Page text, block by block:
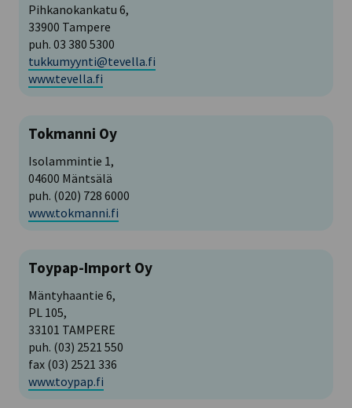
Pihkanokankatu 6,
33900 Tampere
puh. 03 380 5300
tukkumyynti@tevella.fi
www.tevella.fi
Tokmanni Oy
Isolammintie 1,
04600 Mäntsälä
puh. (020) 728 6000
www.tokmanni.fi
Toypap-Import Oy
Mäntyhaantie 6,
PL 105,
33101 TAMPERE
puh. (03) 2521 550
fax (03) 2521 336
www.toypap.fi